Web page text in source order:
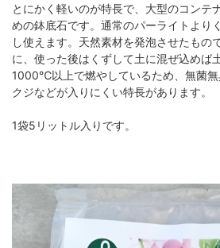
とにかく軽いのが特長で、大型のコンテ
めの鉢底石です。通常のパーライトより
し使えます。天然素材を発泡させたもの
に、使った後はくずして土に混ぜ込めば
1000℃以上で燃やしているため、無菌無
クジなどが入りにくい特長があります。
1袋5リットル入りです。